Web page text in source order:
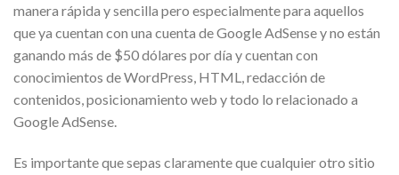
manera rápida y sencilla pero especialmente para aquellos
que ya cuentan con una cuenta de Google AdSense y no están
ganando más de $50 dólares por día y cuentan con
conocimientos de WordPress, HTML, redacción de
contenidos, posicionamiento web y todo lo relacionado a
Google AdSense.
Es importante que sepas claramente que cualquier otro sitio